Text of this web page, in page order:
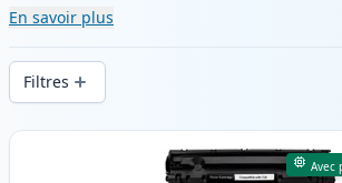
et haute capacité. Profitez d’une qualité
en .
En savoir plus
Filtres
Produits
Avec